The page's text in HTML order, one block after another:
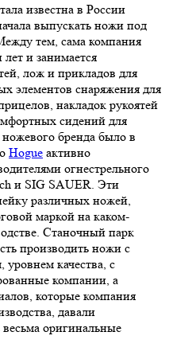
известна в России
выпускать ножи под
тем, сама компания
и занимается
лож и прикладов для
элементов снаряжения для
накладок рукоятей
сидений для
бренда было в
Hogue активно
огнестрельного
и SIG SAUER. Эти
различных ножей,
маркой на каком-
Станочный парк
производить ножи с
качества, с
компании, а
которые компания
давали
весьма оригинальные